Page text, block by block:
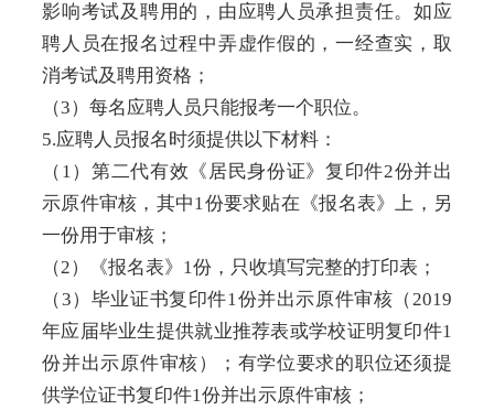
影响考试及聘用的，由应聘人员承担责任。如应
聘人员在报名过程中弄虚作假的，一经查实，取
消考试及聘用资格；
（3）每名应聘人员只能报考一个职位。
5.应聘人员报名时须提供以下材料：
（1）第二代有效《居民身份证》复印件2份并出
示原件审核，其中1份要求贴在《报名表》上，另
一份用于审核；
（2）《报名表》1份，只收填写完整的打印表；
（3）毕业证书复印件1份并出示原件审核（2019
年应届毕业生提供就业推荐表或学校证明复印件1
份并出示原件审核）；有学位要求的职位还须提
供学位证书复印件1份并出示原件审核；